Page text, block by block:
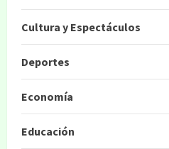
Cultura y Espectáculos
Deportes
Economía
Educación